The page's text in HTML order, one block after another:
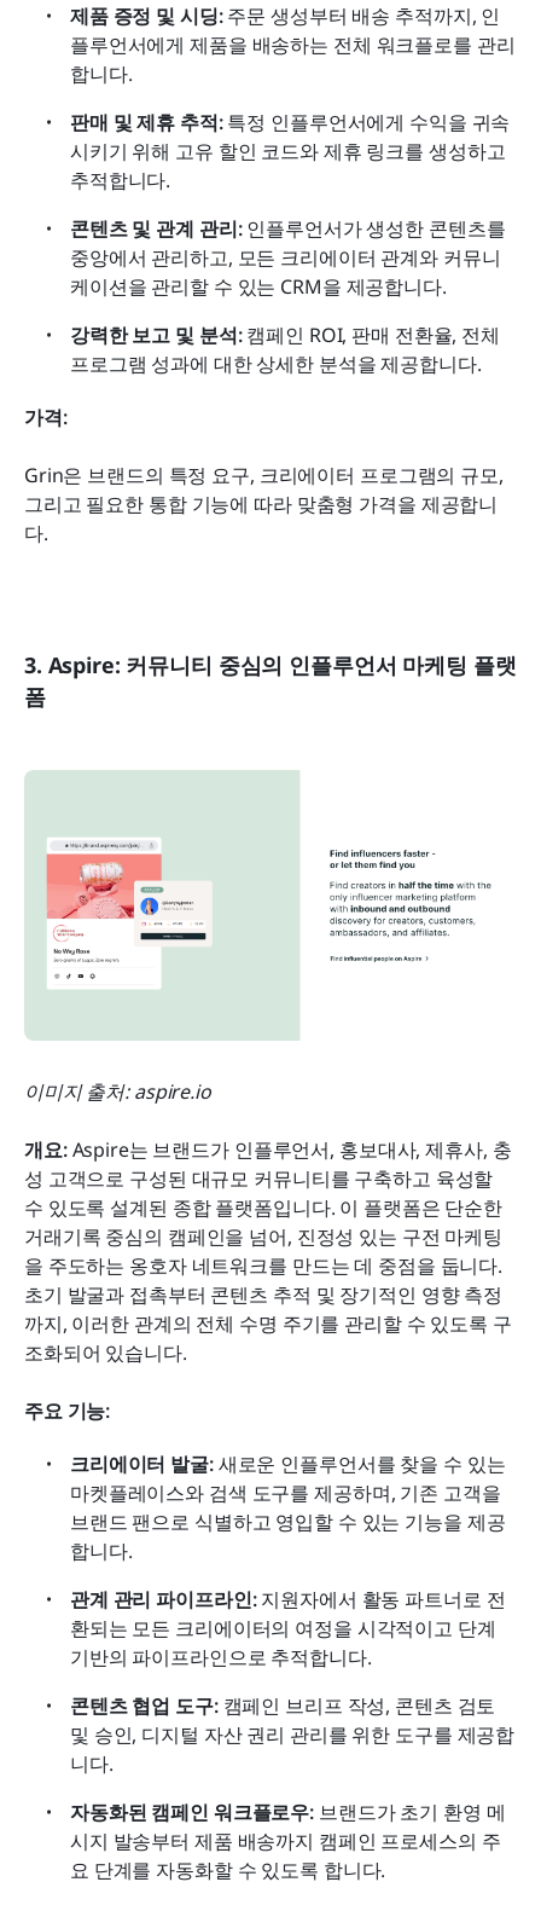
제품 증정 및 시딩: 주문 생성부터 배송 추적까지, 인
플루언서에게 제품을 배송하는 전체 워크플로를 관리
합니다.
판매 및 제휴 추적: 특정 인플루언서에게 수익을 귀속
시키기 위해 고유 할인 코드와 제휴 링크를 생성하고
추적합니다.
콘텐츠 및 관계 관리: 인플루언서가 생성한 콘텐츠를
중앙에서 관리하고, 모든 크리에이터 관계와 커뮤니
케이션을 관리할 수 있는 CRM을 제공합니다.
강력한 보고 및 분석: 캠페인 ROI, 판매 전환율, 전체
프로그램 성과에 대한 상세한 분석을 제공합니다.
가격:
Grin은 브랜드의 특정 요구, 크리에이터 프로그램의 규모,
그리고 필요한 통합 기능에 따라 맞춤형 가격을 제공합니
다.
3. Aspire: 커뮤니티 중심의 인플루언서 마케팅 플랫
폼
이미지 출처: aspire.io
개요: Aspire는 브랜드가 인플루언서, 홍보대사, 제휴사, 충
성 고객으로 구성된 대규모 커뮤니티를 구축하고 육성할
수 있도록 설계된 종합 플랫폼입니다. 이 플랫폼은 단순한
거래기록 중심의 캠페인을 넘어, 진정성 있는 구전 마케팅
을 주도하는 옹호자 네트워크를 만드는 데 중점을 둡니다.
초기 발굴과 접촉부터 콘텐츠 추적 및 장기적인 영향 측정
까지, 이러한 관계의 전체 수명 주기를 관리할 수 있도록 구
조화되어 있습니다.
주요 기능:
크리에이터 발굴: 새로운 인플루언서를 찾을 수 있는
마켓플레이스와 검색 도구를 제공하며, 기존 고객을
브랜드 팬으로 식별하고 영입할 수 있는 기능을 제공
합니다.
관계 관리 파이프라인: 지원자에서 활동 파트너로 전
환되는 모든 크리에이터의 여정을 시각적이고 단계
기반의 파이프라인으로 추적합니다.
콘텐츠 협업 도구: 캠페인 브리프 작성, 콘텐츠 검토
및 승인, 디지털 자산 권리 관리를 위한 도구를 제공합
니다.
자동화된 캠페인 워크플로우: 브랜드가 초기 환영 메
시지 발송부터 제품 배송까지 캠페인 프로세스의 주
요 단계를 자동화할 수 있도록 합니다.